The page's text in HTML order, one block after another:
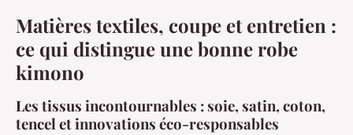
Matières textiles, coupe et entretien :
ce qui distingue une bonne robe
kimono
Les tissus incontournables : soie, satin, coton,
tencel et innovations éco-responsables